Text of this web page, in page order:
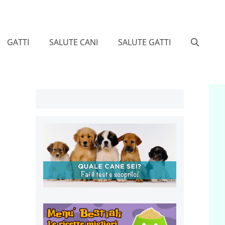
GATTI SALUTE CANI SALUTE GATTI